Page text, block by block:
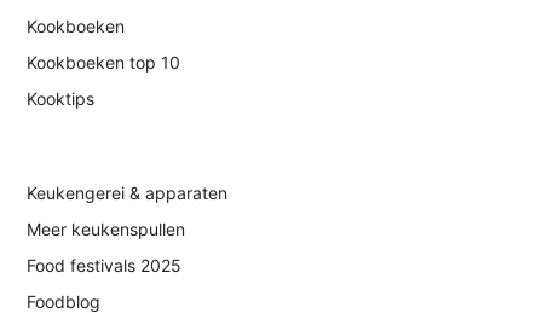
Kookboeken
Kookboeken top 10
Kooktips
Keukengerei & apparaten
Meer keukenspullen
Food festivals 2025
Foodblog